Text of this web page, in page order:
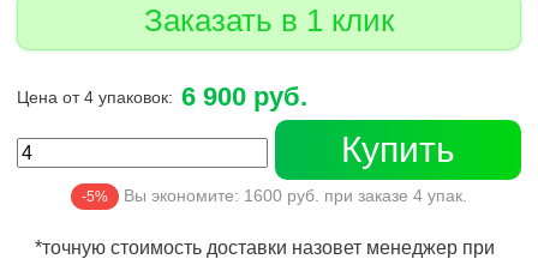
Заказать в 1 клик
Цена от 4 упаковок: 6 900 руб.
Купить
-5% Вы экономите: 1600 руб. при заказе 4 упак.
*точную стоимость доставки назовет менеджер при